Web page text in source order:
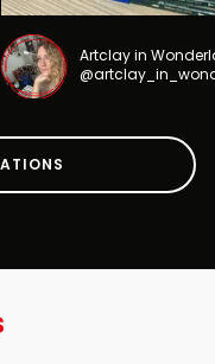
Artclay in